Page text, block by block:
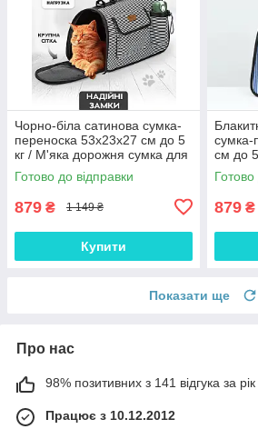
Чорно-біла сатинова сумка-
переноска 53x23x27 см до 5
кг / М'яка дорожня сумка для
комфортних подорожей з
тваринами
Готово до відправки
879 ₴ 1 149 ₴
Купити
сумка-
см до
сумка
Готово
879 ₴
Показати ще
Про нас
98% позитивних з 141 відгука за рік
Працює з 10.12.2012